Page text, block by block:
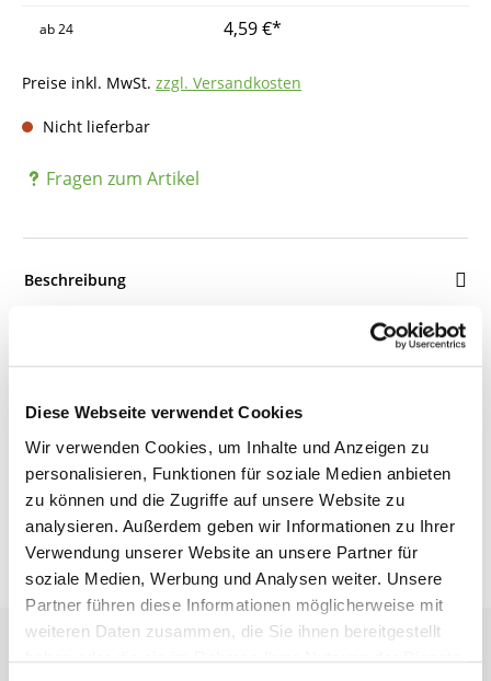
Diese Webseite verwendet Cookies
Wir verwenden Cookies, um Inhalte und Anzeigen zu
personalisieren, Funktionen für soziale Medien anbieten
zu können und die Zugriffe auf unsere Website zu
analysieren. Außerdem geben wir Informationen zu Ihrer
Verwendung unserer Website an unsere Partner für
soziale Medien, Werbung und Analysen weiter. Unsere
Partner führen diese Informationen möglicherweise mit
weiteren Daten zusammen, die Sie ihnen bereitgestellt
ab24 4,59 €*
Preise inkl. MwSt. zzgl. Versandkosten
Nicht lieferbar
Fragen zum Artikel
Beschreibung
Details
Bewertungen